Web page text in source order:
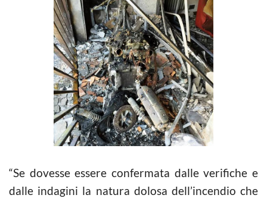
“Se dovesse essere confermata dalle verifiche e
dalle indagini la natura dolosa dell’incendio che